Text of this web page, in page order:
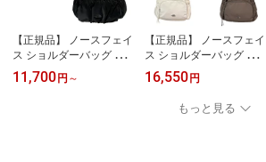
【正規品】 ノースフェイ
ス ショルダーバッグ ELL
A TOTE BAG ☆ トートバ
ッグ レディース ロゴ バ
11,700 円 ～
【正規品】 ノースフェイ
ス ショルダーバッグ HA
ZE MULTI PACK ☆ 13L
リュック レディース リ
ュックサック ロゴ 巾着
手提げ バッグ 鞄 光沢感
16,550 円
もっと見る